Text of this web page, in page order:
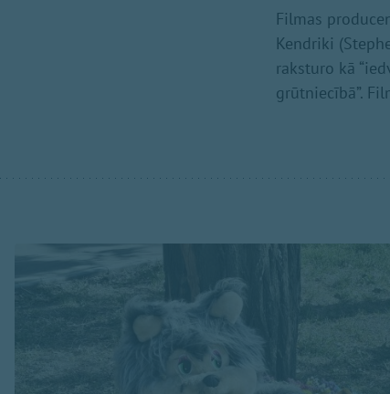
Filmas
Kendriki
raksturo kā
grūtniecībā”.